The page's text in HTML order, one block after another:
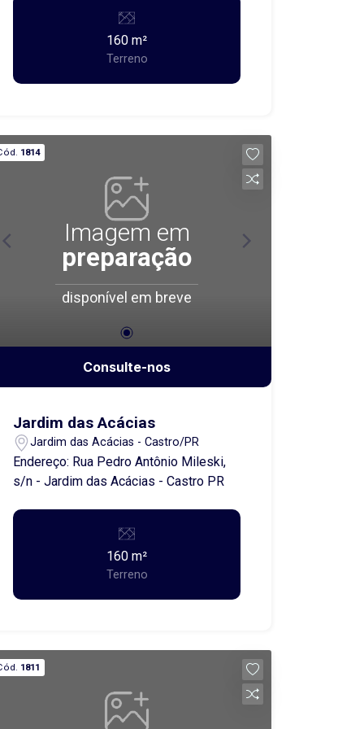
160 m²
Terreno
1814
Imagem em
preparação
disponível em breve
Consulte-nos
Jardim das Acácias
Jardim das Acácias - Castro/PR
Endereço: Rua Pedro Antônio Mileski,
s/n - Jardim das Acácias - Castro PR
160 m²
Terreno
1811